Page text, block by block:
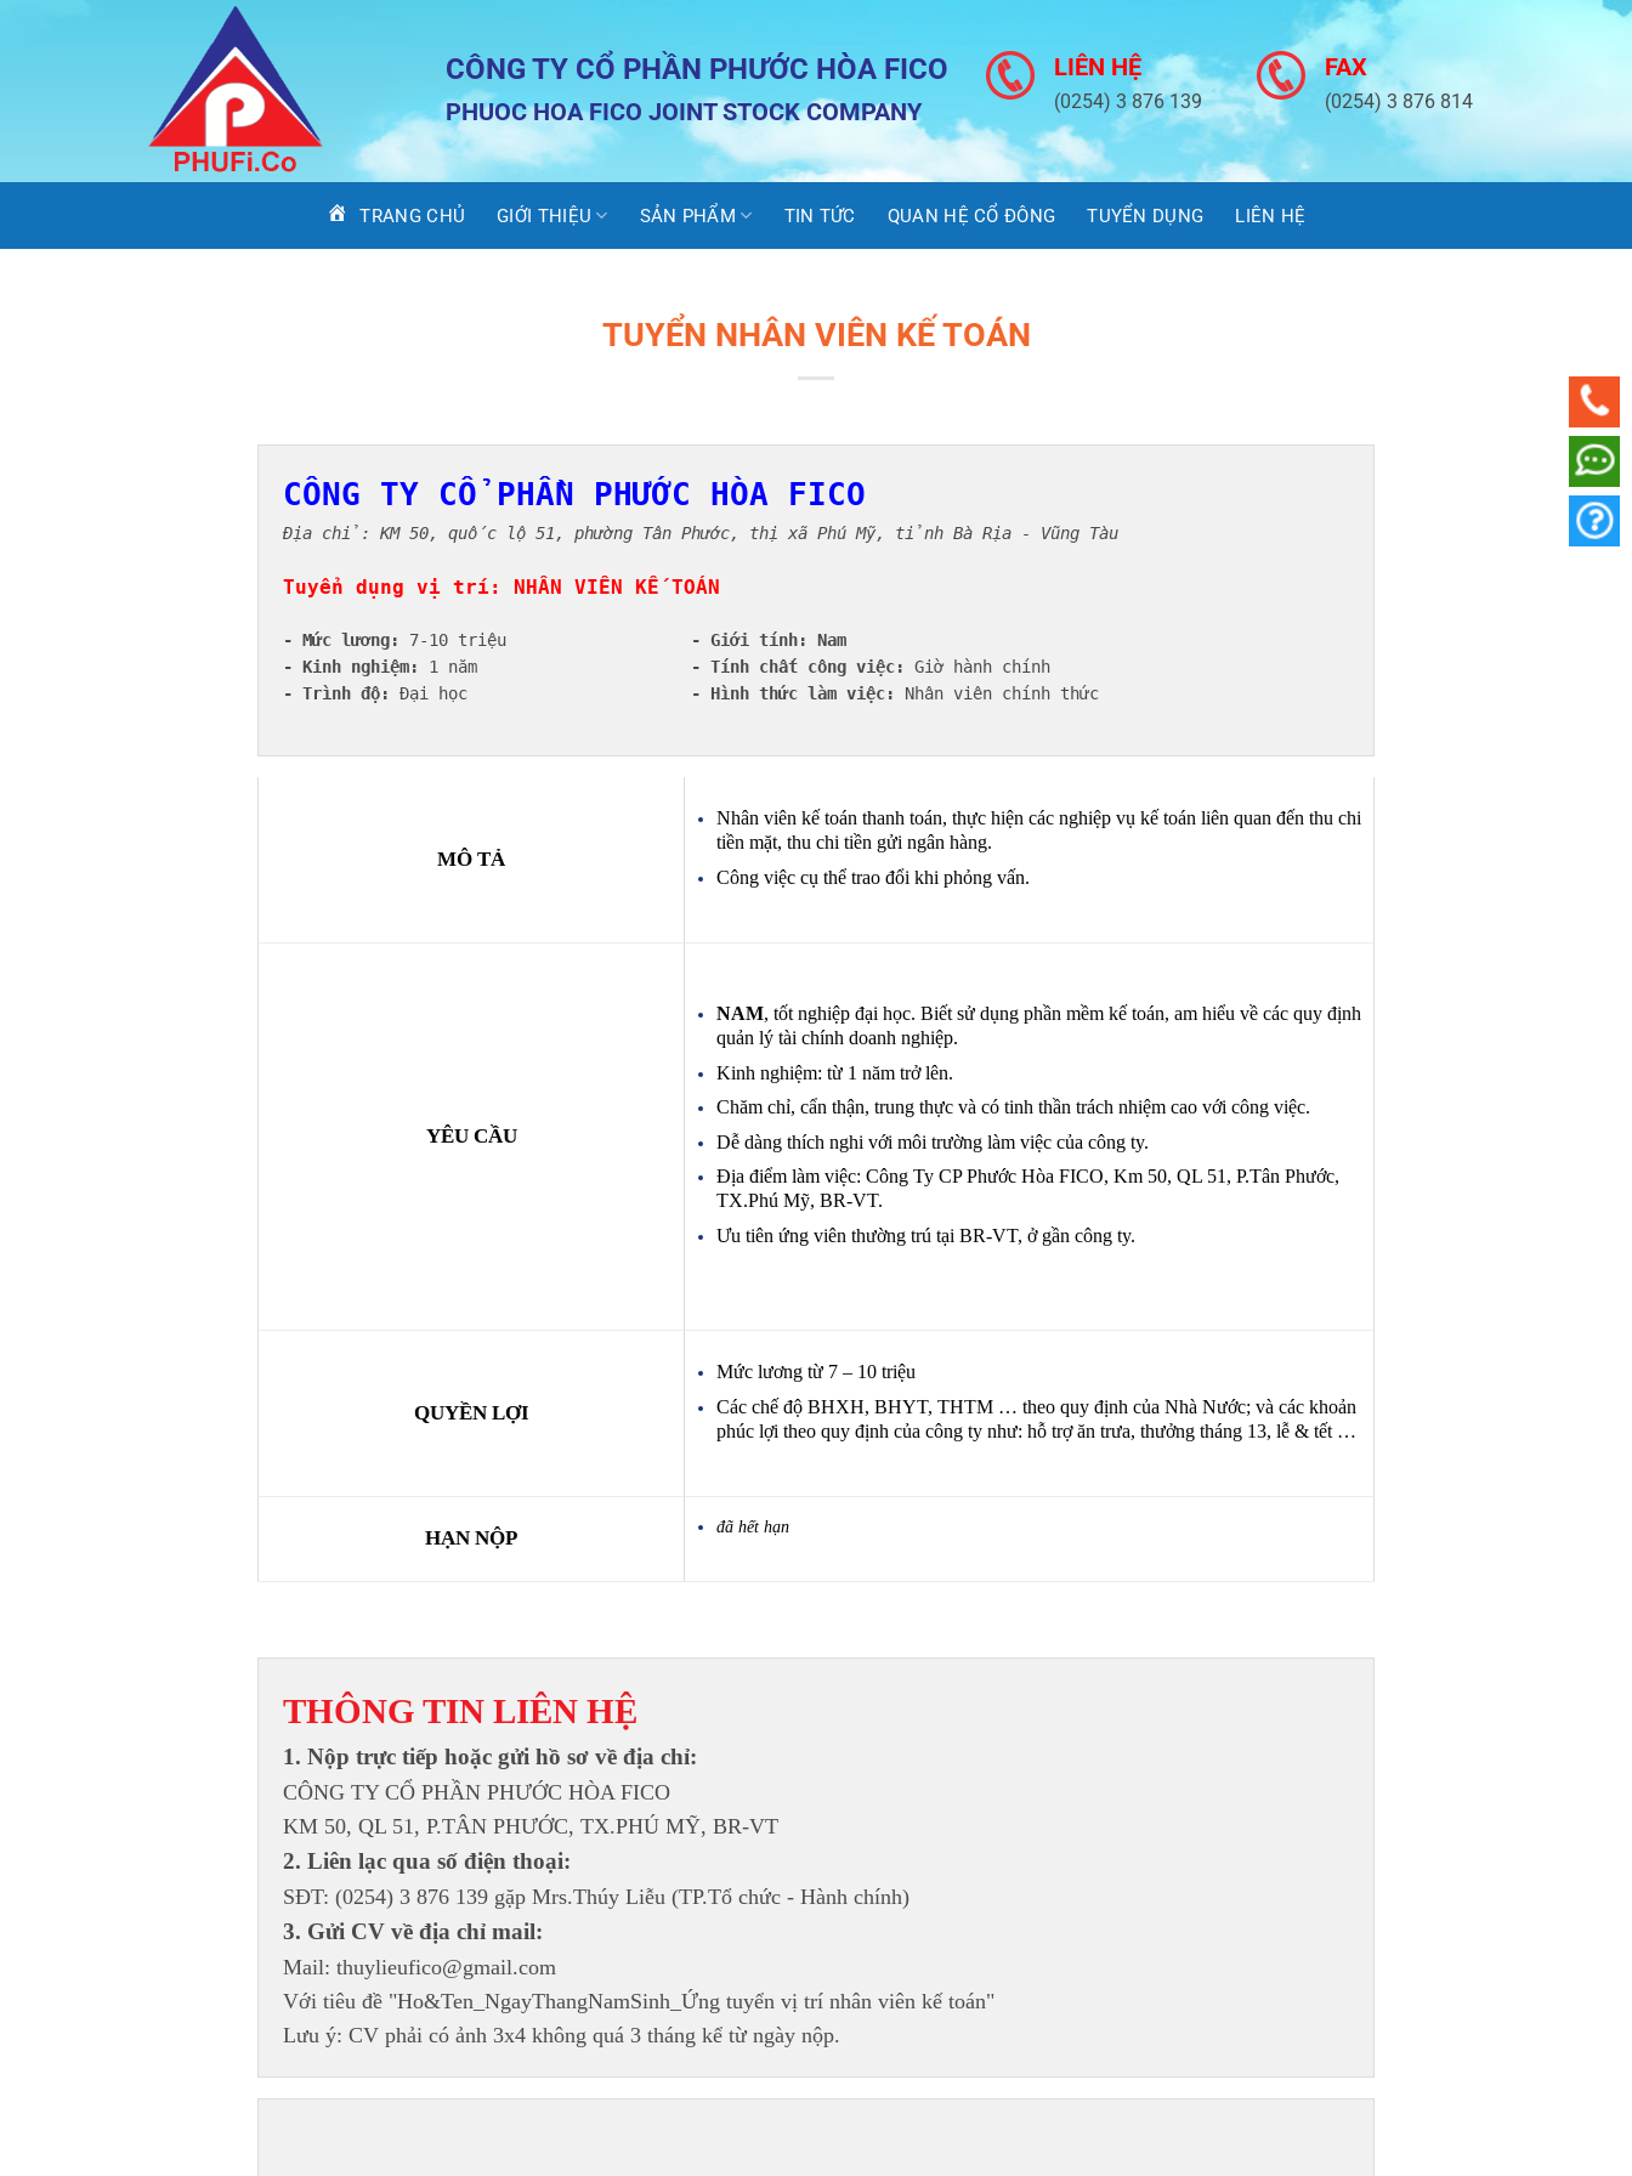
CÔNG TY CỔ PHẦN PHƯỚC HÒA FICO
PHUOC HOA FICO JOINT STOCK COMPANY
LIÊN HỆ
(0254) 3 876 139
FAX
(0254) 3 876 814
TRANG CHỦ GIỚI THIỆU SẢN PHẨM TIN TỨC QUAN HỆ CỔ ĐÔNG TUYỂN DỤNG LIÊN HỆ
TUYỂN NHÂN VIÊN KẾ TOÁN
CÔNG TY CỔ PHẦN PHƯỚC HÒA FICO
Địa chỉ: KM 50, quốc lộ 51, phường Tân Phước, thị xã Phú Mỹ, tỉnh Bà Rịa - Vũng Tàu
Tuyển dụng vị trí: NHÂN VIÊN KẾ TOÁN
- Mức lương: 7-10 triệu - Giới tính:
Nam
- Kinh nghiệm:
1 năm - Tính chất công việc:
Giờ hành chính
- Trình độ:
Đại học - Hình thức làm việc: Nhân viên chính thức
MÔ TẢ
Nhân viên kế toán thanh toán, thực hiện các nghiệp vụ kế toán liên quan đến thu chi
tiền mặt, thu chi tiền gửi ngân hàng.
Công việc cụ thể trao đổi khi phỏng vấn.
YÊU CẦU
NAM, tốt nghiệp đại học. Biết sử dụng phần mềm kế toán, am hiểu về các quy định
quản lý tài chính doanh nghiệp.
Kinh nghiệm: từ 1 năm trở lên.
Chăm chỉ, cẩn thận, trung thực và có tinh thần trách nhiệm cao với công việc.
Dễ dàng thích nghi với môi trường làm việc của công ty.
Địa điểm làm việc: Công Ty CP Phước Hòa FICO, Km 50, QL 51, P.Tân Phước,
TX.Phú Mỹ, BR-VT.
Ưu tiên ứng viên thường trú tại BR-VT, ở gần công ty.
QUYỀN LỢI
Mức lương từ 7 – 10 triệu
Các chế độ BHXH, BHYT, THTM … theo quy định của Nhà Nước; và các khoản
phúc lợi theo quy định của công ty như: hỗ trợ ăn trưa, thưởng tháng 13, lễ & tết …
HẠN NỘP đã hết hạn
THÔNG TIN LIÊN HỆ
1. Nộp trực tiếp hoặc gửi hồ sơ về địa chỉ:
CÔNG TY CỔ PHẦN PHƯỚC HÒA FICO
KM 50, QL 51, P.TÂN PHƯỚC, TX.PHÚ MỸ, BR-VT
2. Liên lạc qua số điện thoại:
SĐT: (0254) 3 876 139 gặp Mrs.Thúy Liễu (TP.Tổ chức - Hành chính)
3. Gửi CV về địa chỉ mail:
Mail: thuylieufico@gmail.com
Với tiêu đề "Ho&Ten_NgayThangNamSinh_Ứng tuyển vị trí nhân viên kế toán"
Lưu ý: CV phải có ảnh 3x4 không quá 3 tháng kể từ ngày nộp.